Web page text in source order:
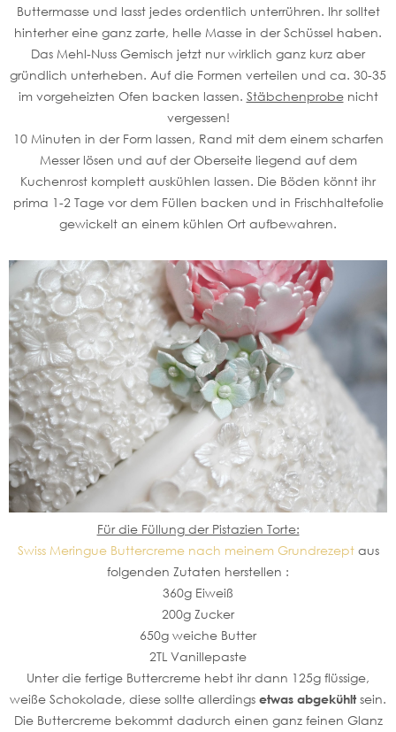
Buttermasse und lasst jedes ordentlich unterrühren. Ihr solltet
hinterher eine ganz zarte, helle Masse in der Schüssel haben.
Das Mehl-Nuss Gemisch jetzt nur wirklich ganz kurz aber
gründlich unterheben. Auf die Formen verteilen und ca. 30-35
im vorgeheizten Ofen backen lassen. Stäbchenprobenicht
vergessen!
10 Minuten in der Form lassen, Rand mit dem einem scharfen
Messer lösen und auf der Oberseite liegend auf dem
Kuchenrost komplett auskühlen lassen. Die Böden könnt ihr
prima 1-2 Tage vor dem Füllen backen und in Frischhaltefolie
gewickelt an einem kühlen Ort aufbewahren.
Für die Füllung der Pistazien Torte:
Swiss Meringue Buttercreme nach meinem Grundrezeptaus
folgenden Zutaten herstellen :
360g Eiweiß
200g Zucker
650g weiche Butter
2TL Vanillepaste
Unter die fertige Buttercreme hebt ihr dann 125g flüssige,
weiße Schokolade, diese sollte allerdings etwas abgekühltsein.
Die Buttercreme bekommt dadurch einen ganz feinen Glanz